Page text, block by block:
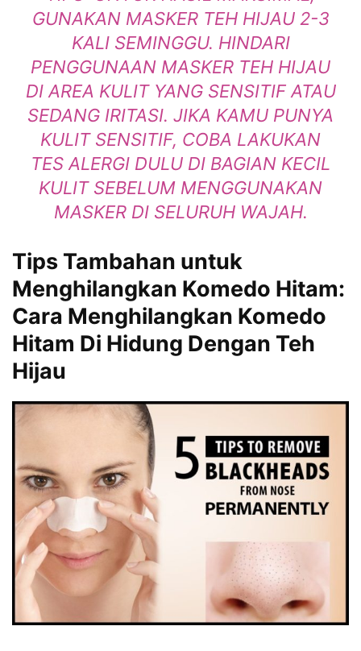
GUNAKAN MASKER TEH HIJAU 2-3
KALI SEMINGGU. HINDARI
PENGGUNAAN MASKER TEH HIJAU
DI AREA KULIT YANG SENSITIF ATAU
SEDANG IRITASI. JIKA KAMU PUNYA
KULIT SENSITIF, COBA LAKUKAN
TES ALERGI DULU DI BAGIAN KECIL
KULIT SEBELUM MENGGUNAKAN
MASKER DI SELURUH WAJAH.
Tips Tambahan untuk
Menghilangkan Komedo Hitam:
Cara Menghilangkan Komedo
Hitam Di Hidung Dengan Teh
Hijau